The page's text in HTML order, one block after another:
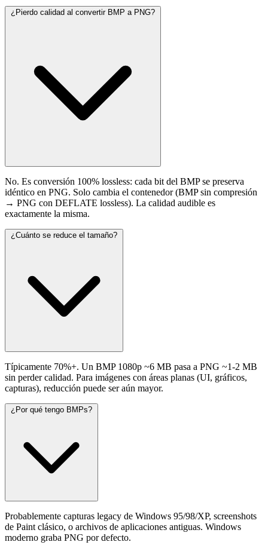
¿Pierdo calidad al convertir BMP a PNG?
No. Es conversión 100% lossless: cada bit del BMP se preserva
idéntico en PNG. Solo cambia el contenedor (BMP sin compresión
→ PNG con DEFLATE lossless). La calidad audible es
exactamente la misma.
¿Cuánto se reduce el tamaño?
Típicamente 70%+. Un BMP 1080p ~6 MB pasa a PNG ~1-2 MB
sin perder calidad. Para imágenes con áreas planas (UI, gráficos,
capturas), reducción puede ser aún mayor.
¿Por qué tengo BMPs?
Probablemente capturas legacy de Windows 95/98/XP, screenshots
de Paint clásico, o archivos de aplicaciones antiguas. Windows
moderno graba PNG por defecto.